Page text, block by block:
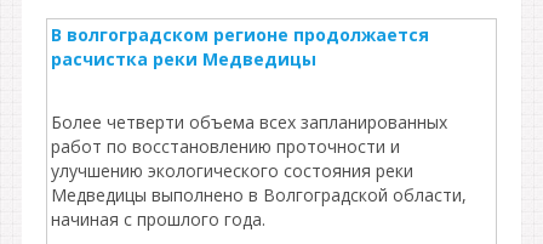
В волгоградском регионе продолжается
расчистка реки Медведицы
Более четверти объема всех запланированных
работ по восстановлению проточности и
улучшению экологического состояния реки
Медведицы выполнено в Волгоградской области,
начиная с прошлого года.